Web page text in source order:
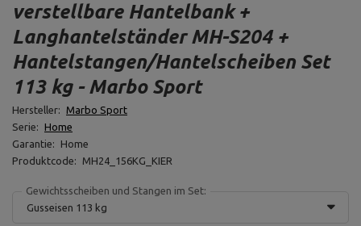
verstellbare Hantelbank +
Langhantelständer MH-S204 +
Hantelstangen/Hantelscheiben Set
113 kg - Marbo Sport
Hersteller: Marbo Sport
Serie: Home
Garantie:
Home
Produktcode:
MH24_156KG_KIER
Gewichtsscheiben und Stangen im Set:
Gusseisen 113 kg